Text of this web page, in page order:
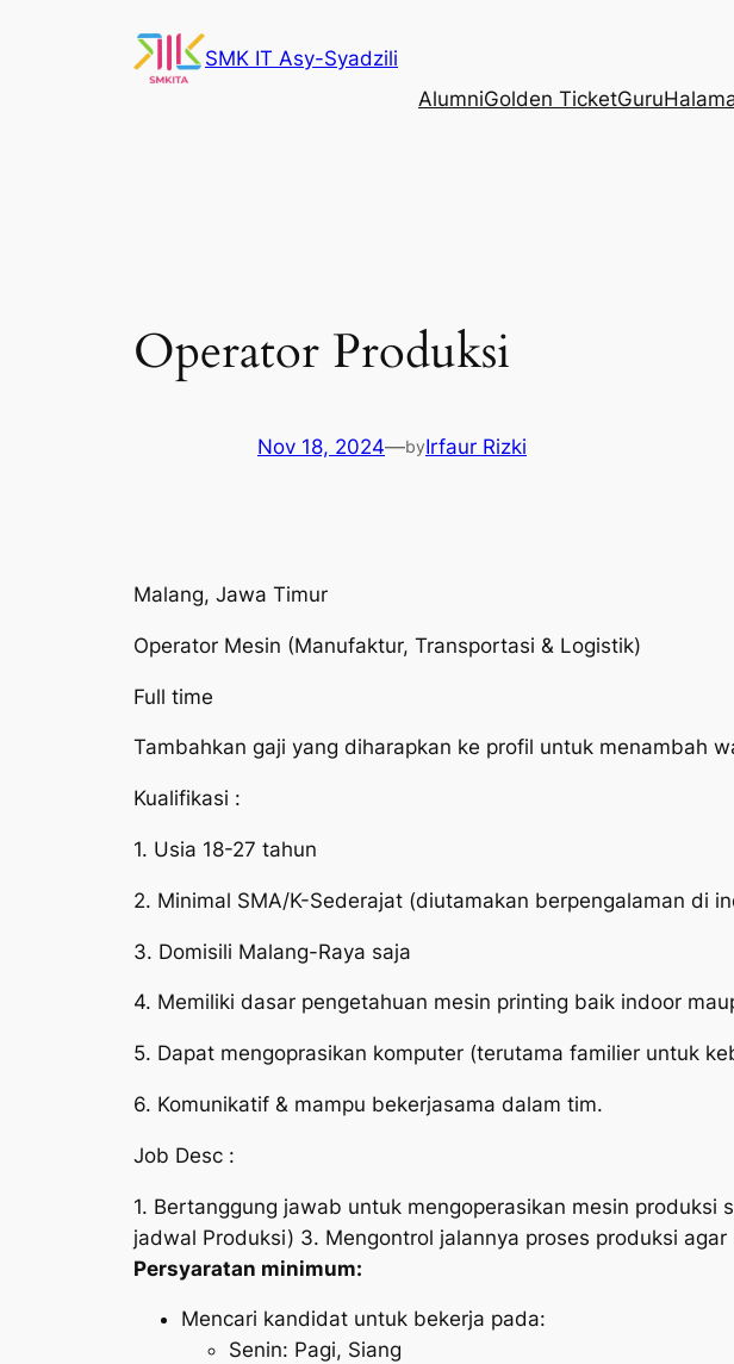
SMK IT Asy-Syadzili
AlumniGolden TicketGuru
Operator Produksi
Nov 18, 2024—byIrfaur Rizki
Malang, Jawa Timur
Operator Mesin (Manufaktur, Transportasi & Logistik)
Full time
Tambahkan gaji yang diharapkan ke profil untuk menambah
Kualifikasi :
1. Usia 18-27 tahun
2. Minimal SMA/K-Sederajat (diutamakan berpengalaman di
3. Domisili Malang-Raya saja
4. Memiliki dasar pengetahuan mesin printing baik indoor
5. Dapat mengoprasikan komputer (terutama familier untuk
6. Komunikatif & mampu bekerjasama dalam tim.
Job Desc :
1. Bertanggung jawab untuk mengoperasikan mesin
jadwal Produksi) 3. Mengontrol jalannya proses produksi
Persyaratan minimum:
Mencari kandidat untuk bekerja pada:
Senin: Pagi, Siang